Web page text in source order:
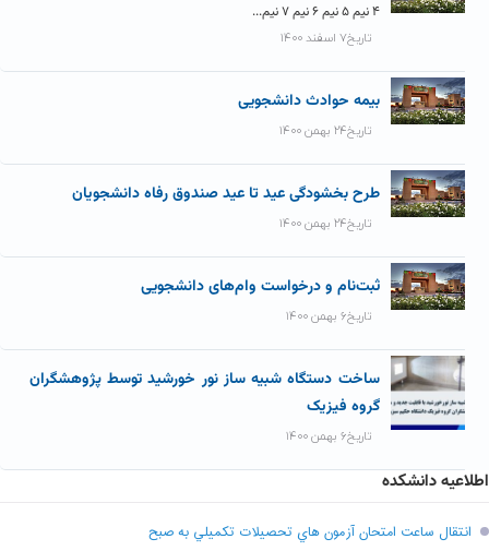
۴ نیم ۵ نیم ۶ نیم ۷ نیم...
تاریخ۷ اسفند ۱۴۰۰
بیمه حوادث دانشجویی
تاریخ۲۴ بهمن ۱۴۰۰
طرح بخشودگی عید تا عید صندوق رفاه دانشجویان
تاریخ۲۴ بهمن ۱۴۰۰
ثبت‌نام و درخواست وام‌های دانشجویی
تاریخ۶ بهمن ۱۴۰۰
ساخت دستگاه شبیه ساز نور خورشید توسط پژوهشگران
گروه فیزیک
تاریخ۶ بهمن ۱۴۰۰
اطلاعیه دانشکده
انتقال ساعت امتحان آزمون هاي تحصيلات تکميلي به صبح